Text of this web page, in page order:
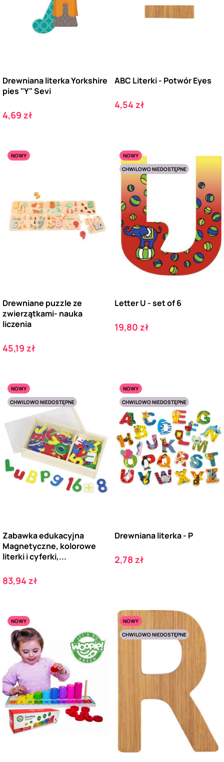
Drewniana literka Yorkshire
pies "Y" Sevi
Cena
4,69 zł
ABC Literki - Potwór Eyes
Cena
4,54 zł
NOWY
Drewniane puzzle ze
zwierzątkami- nauka
liczenia
Cena
45,19 zł
NOWY
CHWILOWO NIEDOSTĘPNE
Letter U - set of 6
Cena
19,80 zł
NOWY
CHWILOWO NIEDOSTĘPNE
Zabawka edukacyjna
Magnetyczne, kolorowe
literki i cyferki,...
Cena
83,94 zł
NOWY
CHWILOWO NIEDOSTĘPNE
Drewniana literka - P
Cena
2,78 zł
NOWY
NOWY
CHWILOWO NIEDOSTĘPNE